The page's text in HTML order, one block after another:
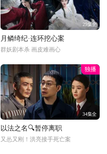
29集全
月鳞绮纪·连环挖心案
群妖剧本杀 画皮难画心
独播
34集全
以法之名🔍暂停离职
又怂又刚！洪亮接手死亡案